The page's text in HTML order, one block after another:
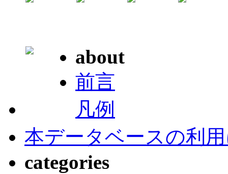
about
前言
凡例
本データベースの利
categories